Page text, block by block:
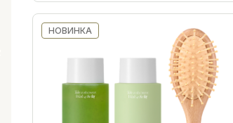
НОВИНКА